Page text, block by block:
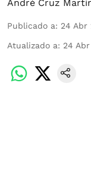
André Cruz
Publicado a: 24 Abr
Atualizado a: 24